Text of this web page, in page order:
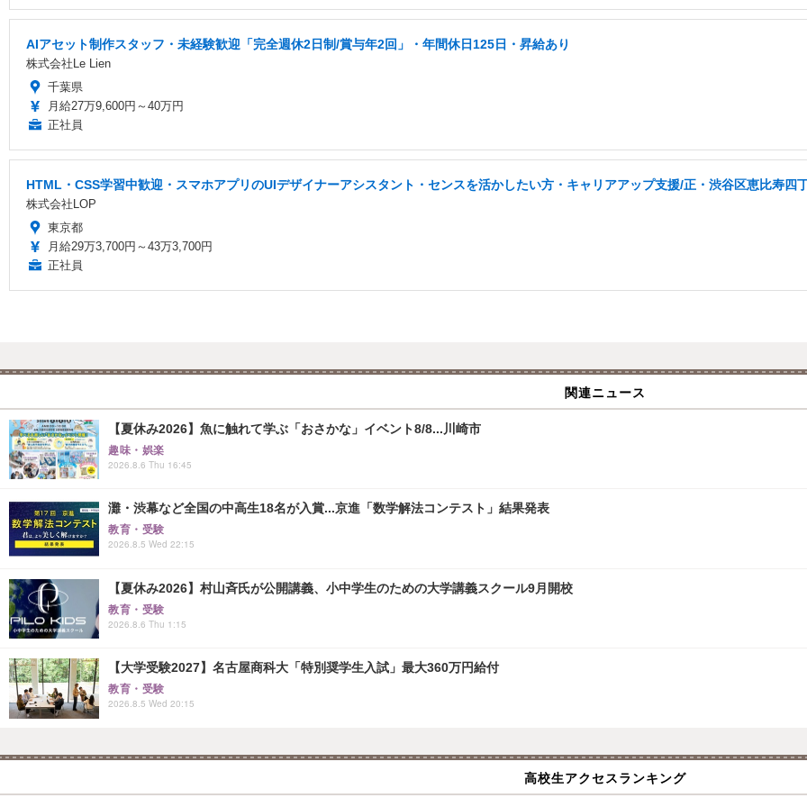
AIアセット制作スタッフ・未経験歓迎「完全週休2日制/賞与年2回」・年間休日125日・昇給あり
株式会社Le Lien
千葉県
月給27万9,600円～40万円
正社員
HTML・CSS学習中歓迎・スマホアプリのUIデザイナーアシスタント・センスを活かしたい方・キャリアアップ支援/正・渋谷区恵比寿四
株式会社LOP
東京都
月給29万3,700円～43万3,700円
正社員
関連ニュース
【夏休み2026】魚に触れて学ぶ「おさかな」イベント8/8...川崎市
趣味・娯楽
2026.8.6 Thu 16:45
灘・渋幕など全国の中高生18名が入賞...京進「数学解法コンテスト」結果発表
教育・受験
2026.8.5 Wed 22:15
【夏休み2026】村山斉氏が公開講義、小中学生のための大学講義スクール9月開校
教育・受験
2026.8.6 Thu 1:15
【大学受験2027】名古屋商科大「特別奨学生入試」最大360万円給付
教育・受験
2026.8.5 Wed 20:15
高校生アクセスランキング